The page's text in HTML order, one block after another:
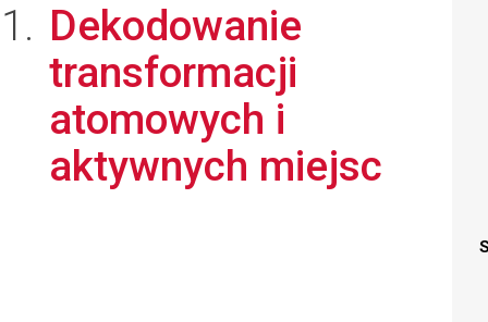
Dekodowanie
transformacji
atomowych i
aktywnych miejsc